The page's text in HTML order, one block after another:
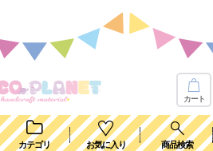
カート
カテゴリ お気に入り 商品検索